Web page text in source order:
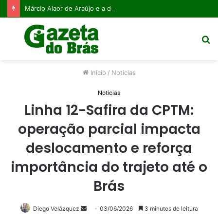
Menu
Início / Noticias
Noticias
Linha 12-Safira da CPTM:
operação parcial impacta
deslocamento e reforça
importância do trajeto até o
Brás
Diego Velázquez
Mande03/06/2026 3 minutos de leitura